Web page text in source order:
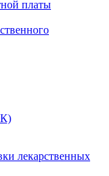
платы
лекарственных